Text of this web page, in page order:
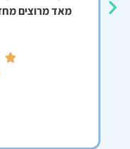
מאד מרוצים